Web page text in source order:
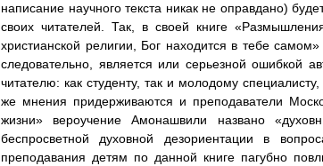
написание научного текста никак не оправдано)
своих читателей. Так, в своей книге
христианской религии, Бог находится в тебе
следовательно, является или серьезной ошибкой
читателю: как студенту, так и молодому
же мнения придерживаются и преподаватели
жизни» вероучение Амонашвили названо
беспросветной духовной дезориентации в
преподавания детям по данной книге пагубно